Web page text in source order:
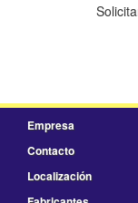
Empresa
Contacto
Localización